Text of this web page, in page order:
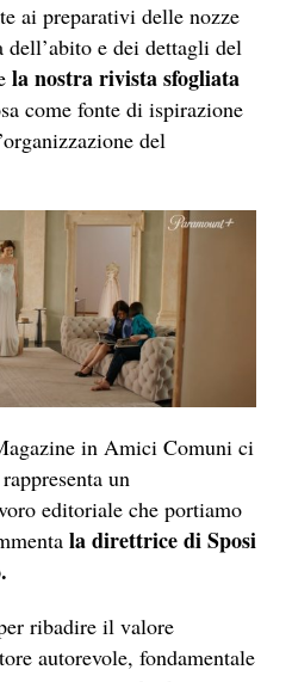
ai preparativi delle nozze
e dei dettagli del
la nostra rivista sfogliata
come fonte di ispirazione
del
in Amici Comuni ci
un
editoriale che portiamo
la direttrice di Sposi
ribadire il valore
autorevole, fondamentale